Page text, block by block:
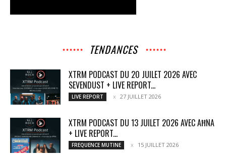
TENDANCES
XTRM PODCAST DU 20 JUILET 2026 AVEC
SEVENDUST + LIVE REPORT...
LIVE REPORT 27 JUILLET 2026
XTRM PODCAST DU 13 JUILET 2026 AVEC AĦNA
+ LIVE REPORT...
FREQUENCE MUTINE 15 JUILLET 2026